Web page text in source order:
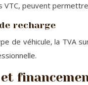
VTC, peuvent
recharge
de véhicule, la TVA